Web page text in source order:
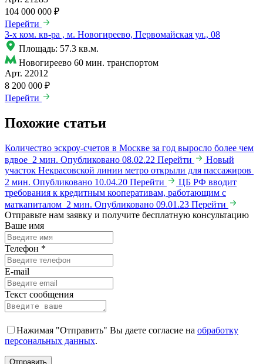
104 000 000 ₽
Перейти
3-x ком. кв-ра , м. Новогиреево, Первомайская ул., 08
Площадь: 57.3 кв.м.
Новогиреево 60 мин. транспортом
Арт. 22012
8 200 000 ₽
Перейти
Похожие статьи
Количество эскроу-счетов в Москве за год выросло более чем
вдвое 2 мин. Опубликовано 08.02.22 Перейти
Новый
участок Некрасовской линии метро открыли для пассажиров
2 мин. Опубликовано 10.04.20 Перейти
ЦБ РФ вводит
требования к кредитным кооперативам, работающим с
маткапиталом 2 мин. Опубликовано 09.01.23 Перейти
Отправьте нам заявку и получите бесплатную консультацию
Ваше имя
Телефон *
E-mail
Текст сообщения
Нажимая "Отправить" Вы даете согласие на обработку
персональных данных.